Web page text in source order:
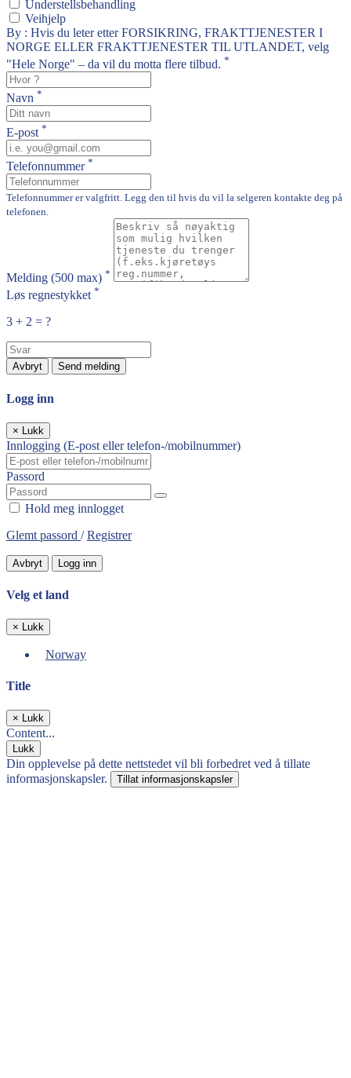
Understellsbehandling
Veihjelp
By : Hvis du leter etter FORSIKRING, FRAKTTJENESTER I
NORGE ELLER FRAKTTJENESTER TIL UTLANDET, velg
"Hele Norge" – da vil du motta flere tilbud. *
Navn *
E-post *
Telefonnummer *
Telefonnummer er valgfritt. Legg den til hvis du vil la selgeren kontakte deg på
telefonen.
Melding (500 max) *
Løs regnestykket *
3 + 2 = ?
Avbryt Send melding
Logg inn
× Lukk
Innlogging (E-post eller telefon-/mobilnummer)
Passord
Hold meg innlogget
Glemt passord /Registrer
Avbryt Logg inn
Velg et land
× Lukk
Norway
Title
× Lukk
Content...
Lukk
Din opplevelse på dette nettstedet vil bli forbedret ved å tillate
informasjonskapsler.
Tillat informasjonskapsler